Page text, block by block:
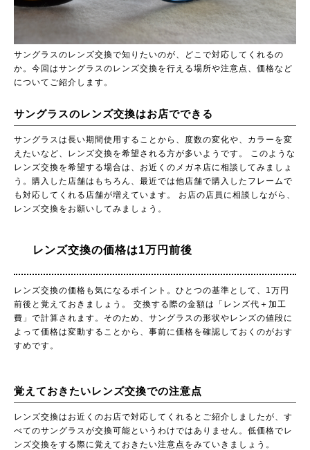
サングラスのレンズ交換で知りたいのが、どこで対応してくれるの
か。今回はサングラスのレンズ交換を行える場所や注意点、価格など
についてご紹介します。
サングラスのレンズ交換はお店でできる
サングラスは長い期間使用することから、度数の変化や、カラーを変
えたいなど、レンズ交換を希望される方が多いようです。 このような
レンズ交換を希望する場合は、お近くのメガネ店に相談してみましょ
う。購入した店舗はもちろん、最近では他店舗で購入したフレームで
も対応してくれる店舗が増えています。 お店の店員に相談しながら、
レンズ交換をお願いしてみましょう。
レンズ交換の価格は1万円前後
レンズ交換の価格も気になるポイント。ひとつの基準として、1万円
前後と覚えておきましょう。 交換する際の金額は「レンズ代＋加工
費」で計算されます。そのため、サングラスの形状やレンズの値段に
よって価格は変動することから、事前に価格を確認しておくのがおす
すめです。
覚えておきたいレンズ交換での注意点
レンズ交換はお近くのお店で対応してくれるとご紹介しましたが、す
べてのサングラスが交換可能というわけではありません。低価格でレ
ンズ交換をする際に覚えておきたい注意点をみていきましょう。